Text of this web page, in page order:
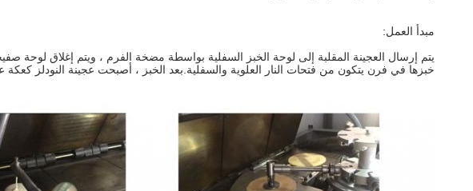
مبدأ العمل:
يتم إرسال العجينة المقلبة إلى لوحة الخبز السفلية بواسطة مضخة الفرم ، ويتم إغلاق لوحة
خبزها في فرن يتكون من فتحات النار العلوية والسفلية.بعد الخبز ، أصبحت عجينة النودلز